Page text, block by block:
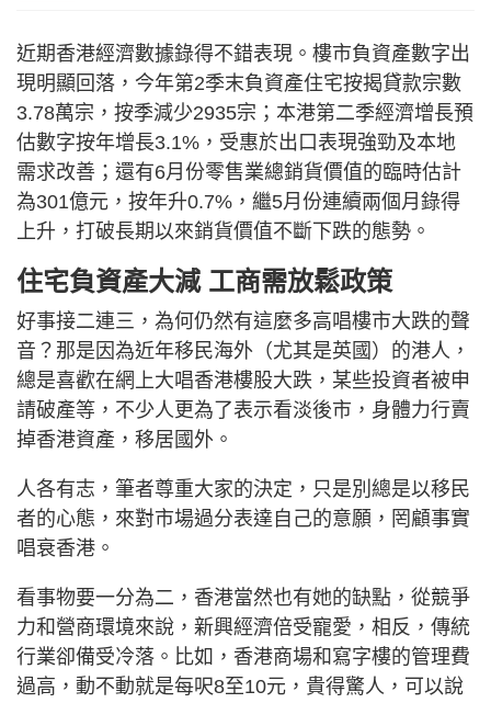
近期香港經濟數據錄得不錯表現。樓市負資產數字出
現明顯回落，今年第2季末負資產住宅按揭貸款宗數
3.78萬宗，按季減少2935宗；本港第二季經濟增長預
估數字按年增長3.1%，受惠於出口表現強勁及本地
需求改善；還有6月份零售業總銷貨價值的臨時估計
為301億元，按年升0.7%，繼5月份連續兩個月錄得
上升，打破長期以來銷貨價值不斷下跌的態勢。
住宅負資產大減 工商需放鬆政策
好事接二連三，為何仍然有這麼多高唱樓市大跌的聲
音？那是因為近年移民海外（尤其是英國）的港人，
總是喜歡在網上大唱香港樓股大跌，某些投資者被申
請破產等，不少人更為了表示看淡後市，身體力行賣
掉香港資產，移居國外。
人各有志，筆者尊重大家的決定，只是別總是以移民
者的心態，來對市場過分表達自己的意願，罔顧事實
唱衰香港。
看事物要一分為二，香港當然也有她的缺點，從競爭
力和營商環境來說，新興經濟倍受寵愛，相反，傳統
行業卻備受冷落。比如，香港商場和寫字樓的管理費
過高，動不動就是每呎8至10元，貴得驚人，可以說